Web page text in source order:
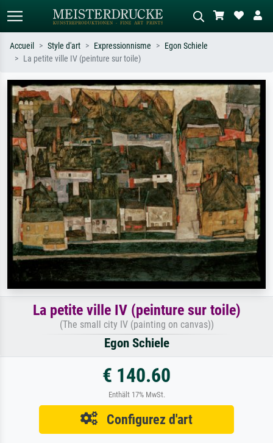
Recherchez par artiste, titre ou style –
ex. Monet, Nuit étoilée,
impressionnisme, vague de Hokusai,
nu.
Décrivez la scène – ex. prairie verte,
abstrait avec beaucoup de rouge,
tableau sombre, nu debout près d'un
arbre.
Accueil Style d'art Expressionnisme
Egon Schiele
La petite ville IV (peinture sur toile)
La petite ville IV (peinture sur toile)
(The small city IV (painting on canvas))
Egon Schiele
€ 140.60
Enthält 17% MwSt.
Configurez d'art